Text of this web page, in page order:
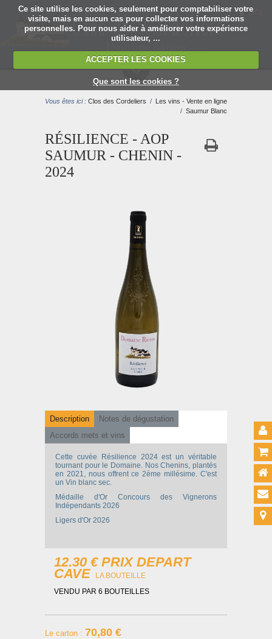
Ce site utilise les cookies, seulement pour comptabiliser votre
visite, mais en aucun cas pour collecter vos informations
personnelles. Pour nous aider à améliorer votre expérience
utilisateur, ...
ACCEPTER LES COOKIES
Que sont les cookies ?
MENU
Vous êtes ici : Clos des Cordeliers / Les vins - Vente en ligne
/ Saumur Blanc
RÉSILIENCE - AOP
SAUMUR - CHENIN -
2024
Description
Notes de dégustation
Accords mets et vins
Cette cuvée Résilience 2024 est un véritable
tournant pour le Domaine. Nos Chenins, plantés
en 2021, nous offrent ce 2ème millésime. C'est
un Vin blanc sec.
Médaille d'Or Concours des Vignerons
Indépendants 2026
Ligers d'Or 2026
12.30 € PRIX DEPART
CAVE
LA BOUTEILLE
VENDU PAR 6 BOUTEILLES
Le carton : 70,80 €